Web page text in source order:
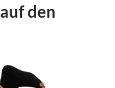
auf den